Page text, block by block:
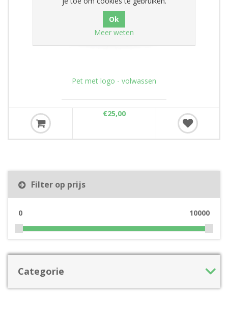
Pet met logo - volwassen
€25,00
Filter op prijs
0 10000
Categorie
Meer weten